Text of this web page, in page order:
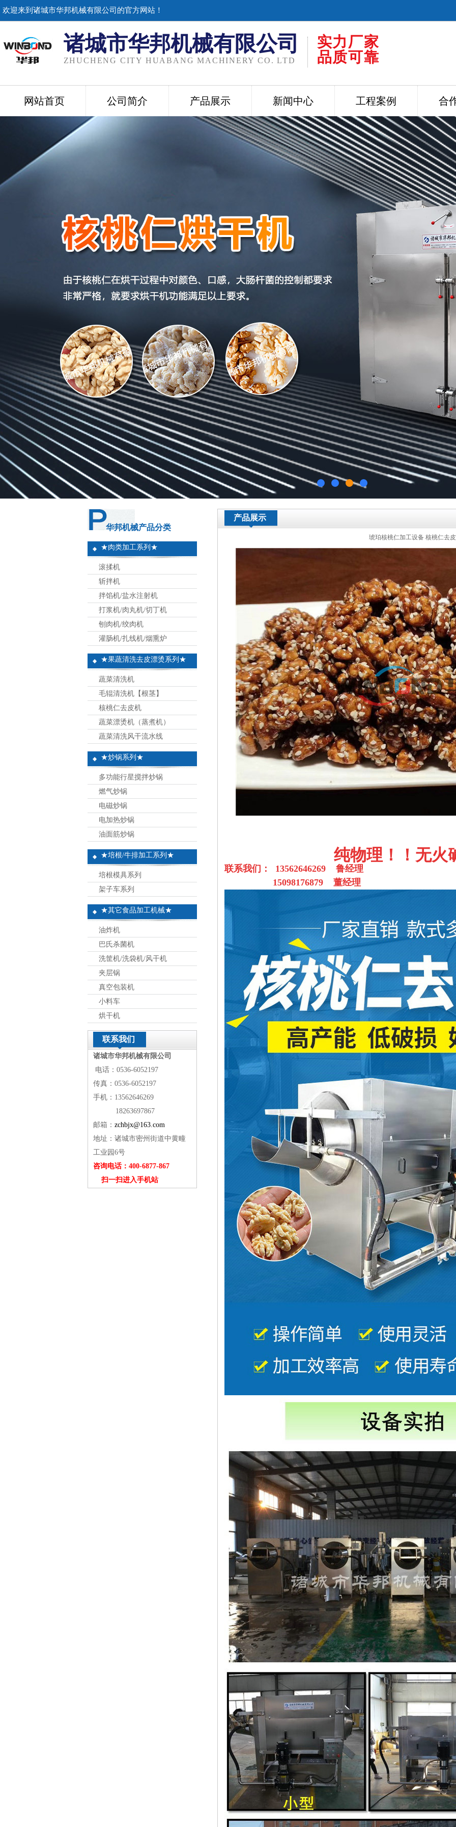
欢迎来到诸城市华邦机械有限公司的官方网站！
诸城市华邦机械有限公司
ZHUCHENG CITY HUABANG MACHINERY CO. LTD
实力厂家
品质可靠
网站首页 公司简介 产品展示 新闻中心 工程案例 合
华邦机械产品分类
★肉类加工系列★
滚揉机
斩拌机
拌馅机/盐水注射机
打浆机/肉丸机/切丁机
刨肉机/绞肉机
灌肠机/扎线机/烟熏炉
★果蔬清洗去皮漂烫系列★
蔬菜清洗机
毛辊清洗机【根茎】
核桃仁去皮机
蔬菜漂烫机（蒸煮机）
蔬菜清洗风干流水线
★炒锅系列★
多功能行星搅拌炒锅
燃气炒锅
电磁炒锅
电加热炒锅
油面筋炒锅
★培根/牛排加工系列★
培根模具系列
架子车系列
★其它食品加工机械★
油炸机
巴氏杀菌机
洗筐机/洗袋机/风干机
夹层锅
真空包装机
小料车
烘干机
联系我们
诸城市华邦机械有限公司
电话：0536-6052197
传真：0536-6052197
手机：13562646269
18263697867
邮箱： zchbjx@163.com
地址：诸城市密州街道中黄疃
工业园6号
咨询电话：400-6877-867
扫一扫进入手机站
产品展示
琥珀核桃仁加工设备 核桃仁去
纯物理！！无火
联系我们： 13562646269 鲁经理
15098176879 董经理